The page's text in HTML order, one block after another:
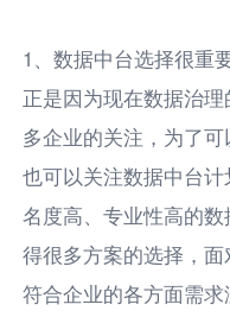
1、数据中台选择很重
正是因为现在数据治
多企业的关注，为了
也可以关注数据中台
名度高、专业性高的
得很多方案的选择，
符合企业的各方面需求